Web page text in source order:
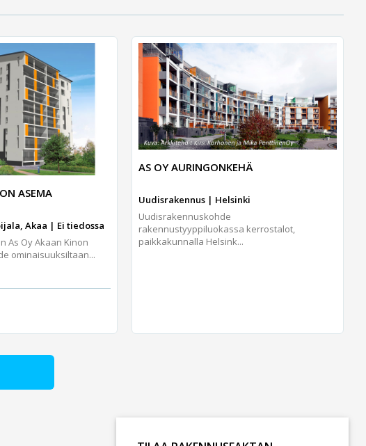
ASEMA
Akaa | Ei tiedossa
As Oy Akaan Kinon
ominaisuuksiltaan...
AS OY AURINGONKEHÄ
Uudisrakennus | Helsinki
Uudisrakennuskohde
rakennustyyppiluokassa kerrostalot,
paikkakunnalla Helsink...